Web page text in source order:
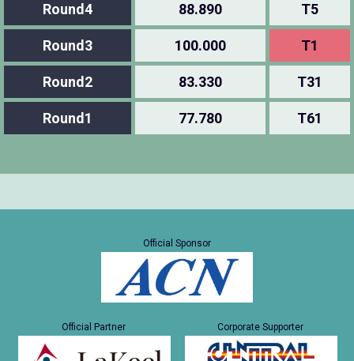
Round4 88.890 T5
Round3 100.000 T1
Round2 83.330 T31
Round1 77.780 T61
Official Sponsor
Official Partner Corporate Supporter